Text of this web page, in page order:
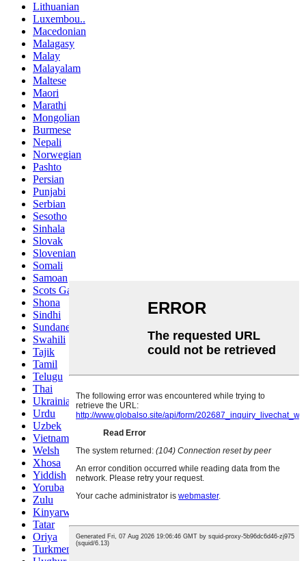
Lithuanian
Luxembou..
Macedonian
Malagasy
Malay
Malayalam
Maltese
Maori
Marathi
Mongolian
Burmese
Nepali
Norwegian
Pashto
Persian
Punjabi
Serbian
Sesotho
Sinhala
Slovak
Slovenian
Somali
Samoan
Scots Gaelic
Shona
Sindhi
Sundanese
Swahili
Tajik
Tamil
Telugu
Thai
Ukrainian
Urdu
Uzbek
Vietnamese
Welsh
Xhosa
Yiddish
Yoruba
Zulu
Kinyarwanda
Tatar
Oriya
Turkmen